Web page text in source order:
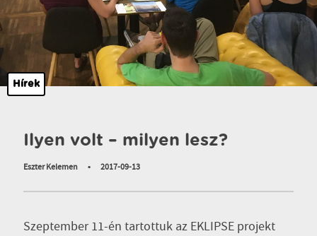
Hírek
Ilyen volt – milyen lesz?
Eszter Kelemen • 2017-09-13
Szeptember 11-én tartottuk az EKLIPSE projekt